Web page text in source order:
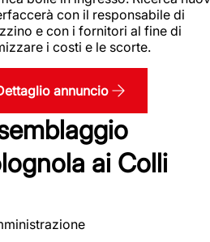
con il responsabile di
e con i fornitori al fine di
i costi e le scorte.
annuncio
ai Colli